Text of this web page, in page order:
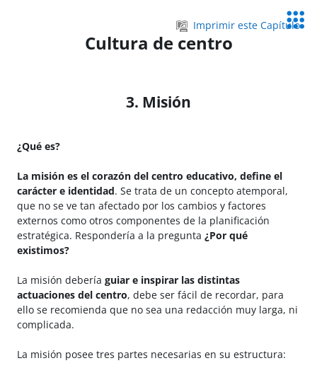
Imprimir este Capítulo
Cultura de centro
3. Misión
¿Qué es?
La misión es el corazón del centro educativo, define el
carácter e identidad. Se trata de un concepto atemporal,
que no se ve tan afectado por los cambios y factores
externos como otros componentes de la planificación
estratégica. Respondería a la pregunta ¿Por qué
existimos?
La misión debería guiar e inspirar las distintas
actuaciones del centro, debe ser fácil de recordar, para
ello se recomienda que no sea una redacción muy larga, ni
complicada.
La misión posee tres partes necesarias en su estructura: